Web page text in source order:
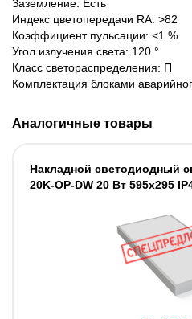
Заземление: Есть
Индекс цветопередачи RA: >82
Коэффициент пульсации: <1 %
Угол излучения света: 120 °
Класс светораспределения: П
Комплектация блоками
Аналогичные товары
Накладной светодиодный
20K-OP-DW 20 Вт 595x295